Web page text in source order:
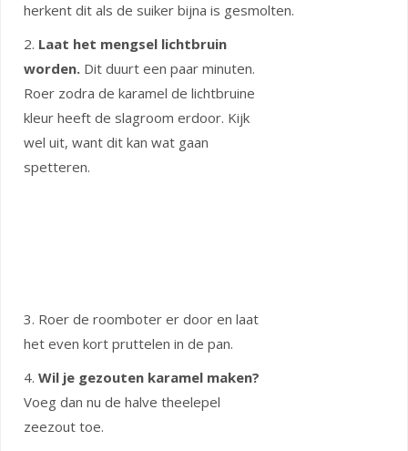
herkent dit als de suiker bijna is gesmolten.
2. Laat het mengsel lichtbruin
worden. Dit duurt een paar minuten.
Roer zodra de karamel de lichtbruine
kleur heeft de slagroom erdoor. Kijk
wel uit, want dit kan wat gaan
spetteren.
3. Roer de roomboter er door en laat
het even kort pruttelen in de pan.
4. Wil je gezouten karamel maken?
Voeg dan nu de halve theelepel
zeezout toe.